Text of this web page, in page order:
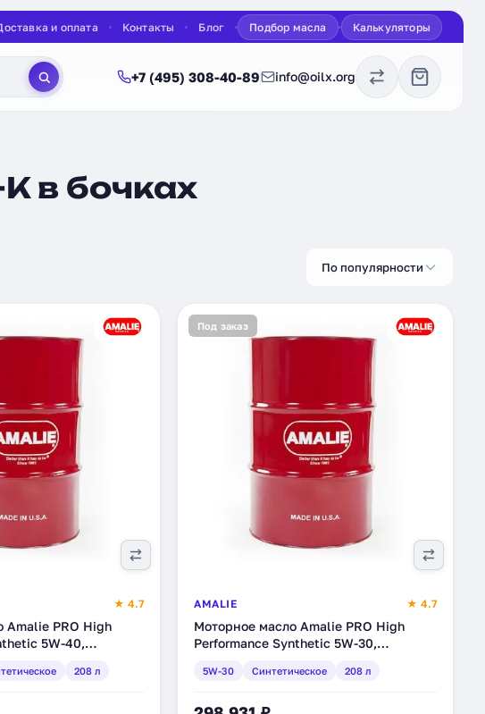
и оплата Контакты Блог Подбор масла Калькуляторы
+7 (495) 308-40-89 info@oilx.org
в бочках
По популярности
★ 4.7
Amalie PRO High
5W-40,
208 л
Под заказ
AMALIE ★ 4.7
Моторное масло Amalie PRO High
Performance Synthetic 5W-30,
5W-30 Синтетическое 208 л